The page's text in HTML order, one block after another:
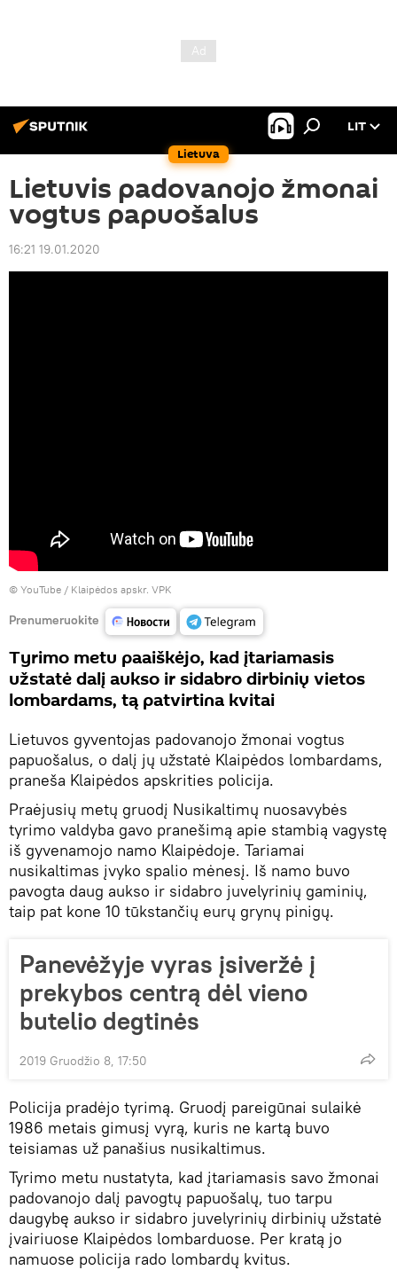
Lietuva
LIT
Lietuvis padovanojo žmonai
vogtus papuošalus
16:21 19.01.2020
© YouTube / Klaipėdos apskr. VPK
Prenumeruokite
Tyrimo metu paaiškėjo, kad įtariamasis
užstatė dalį aukso ir sidabro dirbinių vietos
lombardams, tą patvirtina kvitai
Lietuvos gyventojas padovanojo žmonai vogtus
papuošalus, o dalį jų užstatė Klaipėdos lombardams,
praneša Klaipėdos apskrities policija.
Praėjusių metų gruodį Nusikaltimų nuosavybės
tyrimo valdyba gavo pranešimą apie stambią vagystę
iš gyvenamojo namo Klaipėdoje. Tariamai
nusikaltimas įvyko spalio mėnesį. Iš namo buvo
pavogta daug aukso ir sidabro juvelyrinių gaminių,
taip pat kone 10 tūkstančių eurų grynų pinigų.
Panevėžyje vyras įsiveržė į
prekybos centrą dėl vieno
butelio degtinės
2019 Gruodžio 8, 17:50
Policija pradėjo tyrimą. Gruodį pareigūnai sulaikė
1986 metais gimusį vyrą, kuris ne kartą buvo
teisiamas už panašius nusikaltimus.
Tyrimo metu nustatyta, kad įtariamasis savo žmonai
padovanojo dalį pavogtų papuošalų, tuo tarpu
daugybę aukso ir sidabro juvelyrinių dirbinių užstatė
įvairiuose Klaipėdos lombarduose. Per kratą jo
namuose policija rado lombardų kvitus.